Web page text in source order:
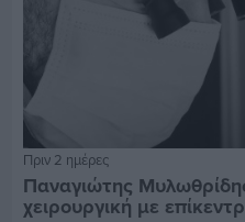
Πριν 2 ημέρες
Παναγιώτης
χειρουργική με